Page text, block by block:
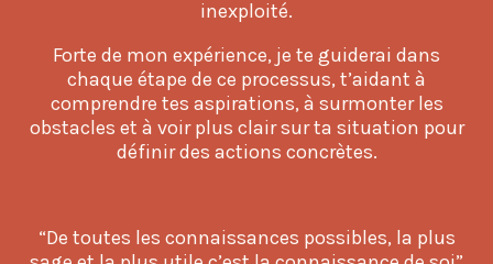
chaque étape de ce processus, t’aidant à
comprendre tes aspirations, à surmonter les
obstacles et à voir plus clair sur ta situation pour
définir des actions concrètes.
sage et la plus utile c’est la connaissance de soi”